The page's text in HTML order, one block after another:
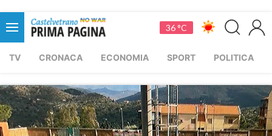
36 °C
TV CRONACA ECONOMIA SPORT POLITICA